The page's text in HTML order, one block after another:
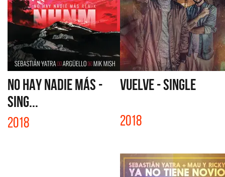
NO HAY NADIE MÁS -
SING...
2018
VUELVE - SINGLE
2018